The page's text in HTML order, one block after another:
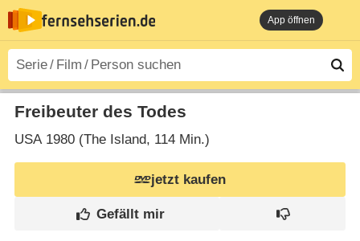
App öffnen
Freibeuter des Todes
USA1980 (The Island‎, 114 Min.)
jetzt kaufen